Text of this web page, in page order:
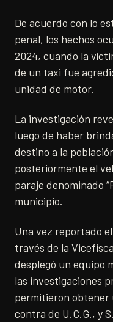
De acuerdo con lo
penal, los hechos
2024, cuando la
de un taxi fue
unidad de motor.
La investigación
luego de haber
destino a la
posteriormente el
paraje denominado
municipio.
Una vez reportado
través de la
desplegó un equipo
las investigaciones
permitieron obtener
contra de U.C.G., y